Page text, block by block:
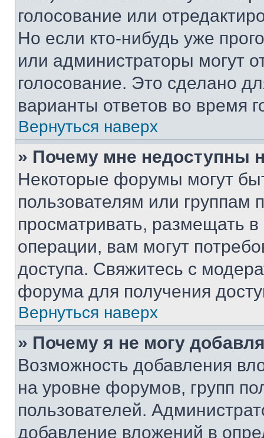
голосование или
Но если кто-нибудь уже
или администраторы могут
голосование. Это сделано
варианты ответов во время
Вернуться наверх
» Почему мне недоступны
Некоторые форумы могут
пользователям или группам
просматривать, размещать
операции, вам могут
доступа. Свяжитесь с
форума для получения
Вернуться наверх
» Почему я не могу
Возможность добавления
на уровне форумов, групп
пользователей.
добавление вложений в